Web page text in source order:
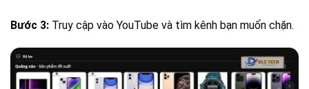
Bước 3: Truy cập vào YouTube và tìm kênh bạn muốn chặn.